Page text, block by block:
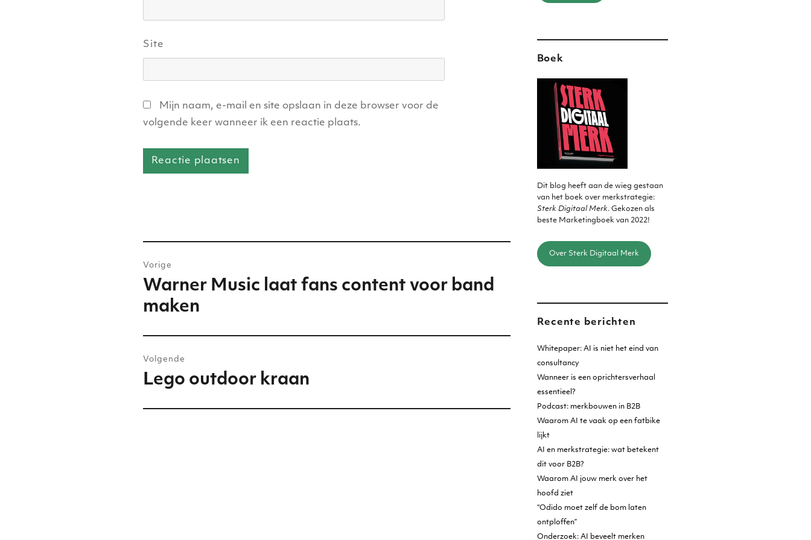
Site
Mijn naam, e-mail en site opslaan in deze browser voor de
volgende keer wanneer ik een reactie plaats.
navigatie
Vorige
Vorig
bericht:
Warner Music laat fans content voor band
maken
Volgende
Volgend
Lego outdoor kraan
Boek
Dit blog heeft aan de wieg gestaan
van het boek over merkstrategie:
Sterk Digitaal Merk. Gekozen als
beste Marketingboek van 2022!
Over Sterk Digitaal Merk
Recente berichten
Whitepaper: AI is niet het eind van
consultancy
Wanneer is een oprichtersverhaal
essentieel?
Podcast: merkbouwen in B2B
Waarom AI te vaak op een fatbike
lijkt
AI en merkstrategie: wat betekent
dit voor B2B?
Waarom AI jouw merk over het
hoofd ziet
“Odido moet zelf de bom laten
ontploffen”
Onderzoek: AI beveelt merken